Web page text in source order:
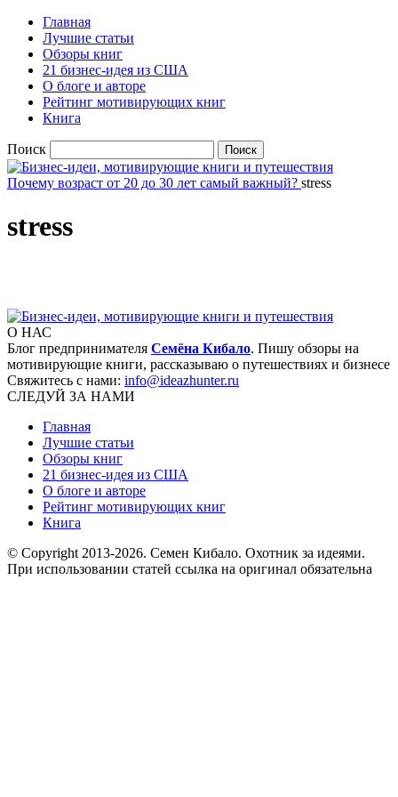
Главная
Лучшие статьи
Обзоры книг
21 бизнес-идея из США
О блоге и авторе
Рейтинг мотивирующих книг
Книга
Поиск
Почему возраст от 20 до 30 лет самый важный? stress
stress
О НАС
Блог предпринимателя Семёна Кибало. Пишу обзоры на
мотивирующие книги, рассказываю о путешествиях и бизнесе
Свяжитесь с нами: info@ideazhunter.ru
СЛЕДУЙ ЗА НАМИ
Главная
Лучшие статьи
Обзоры книг
21 бизнес-идея из США
О блоге и авторе
Рейтинг мотивирующих книг
Книга
© Copyright 2013-2026. Семен Кибало. Охотник за идеями.
При использовании статей ссылка на оригинал обязательна